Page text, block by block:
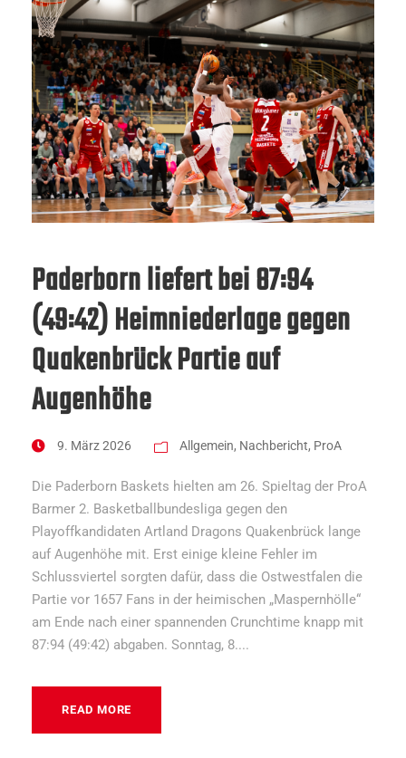
Paderborn liefert bei 87:94
(49:42) Heimniederlage gegen
Quakenbrück Partie auf
Augenhöhe
9. März 2026 Allgemein, Nachbericht, ProA
Die Paderborn Baskets hielten am 26. Spieltag der ProA
Barmer 2. Basketballbundesliga gegen den
Playoffkandidaten Artland Dragons Quakenbrück lange
auf Augenhöhe mit. Erst einige kleine Fehler im
Schlussviertel sorgten dafür, dass die Ostwestfalen die
Partie vor 1657 Fans in der heimischen „Maspernhölle“
am Ende nach einer spannenden Crunchtime knapp mit
87:94 (49:42) abgaben. Sonntag, 8....
READ MORE